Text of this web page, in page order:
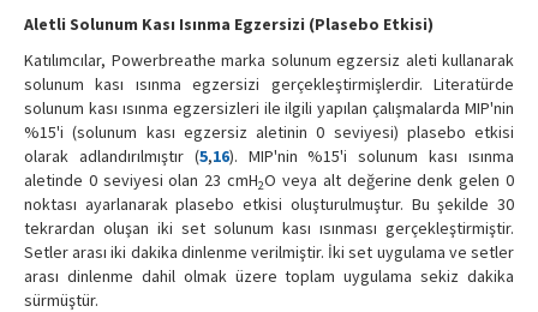
Aletli Solunum Kası Isınma Egzersizi (Plasebo Etkisi)
Katılımcılar, Powerbreathe marka solunum egzersiz aleti kullanarak
solunum kası ısınma egzersizi gerçekleştirmişlerdir. Literatürde
solunum kası ısınma egzersizleri ile ilgili yapılan çalışmalarda MIP'nin
%15'i (solunum kası egzersiz aletinin 0 seviyesi) plasebo etkisi
olarak adlandırılmıştır (5,16). MIP'nin %15'i solunum kası ısınma
aletinde 0 seviyesi olan 23 cmH2O veya alt değerine denk gelen 0
noktası ayarlanarak plasebo etkisi oluşturulmuştur. Bu şekilde 30
tekrardan oluşan iki set solunum kası ısınması gerçekleştirmiştir.
Setler arası iki dakika dinlenme verilmiştir. İki set uygulama ve setler
arası dinlenme dahil olmak üzere toplam uygulama sekiz dakika
sürmüştür.